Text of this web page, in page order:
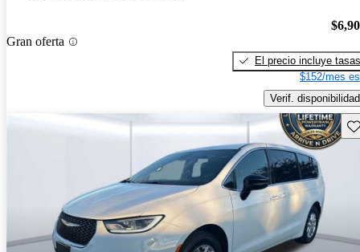
Gran oferta
El precio incluye tasas
$152/mes
Verif. disponibilidad